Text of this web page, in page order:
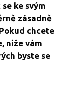
ke svým
zásadně
chcete
níže vám
byste se